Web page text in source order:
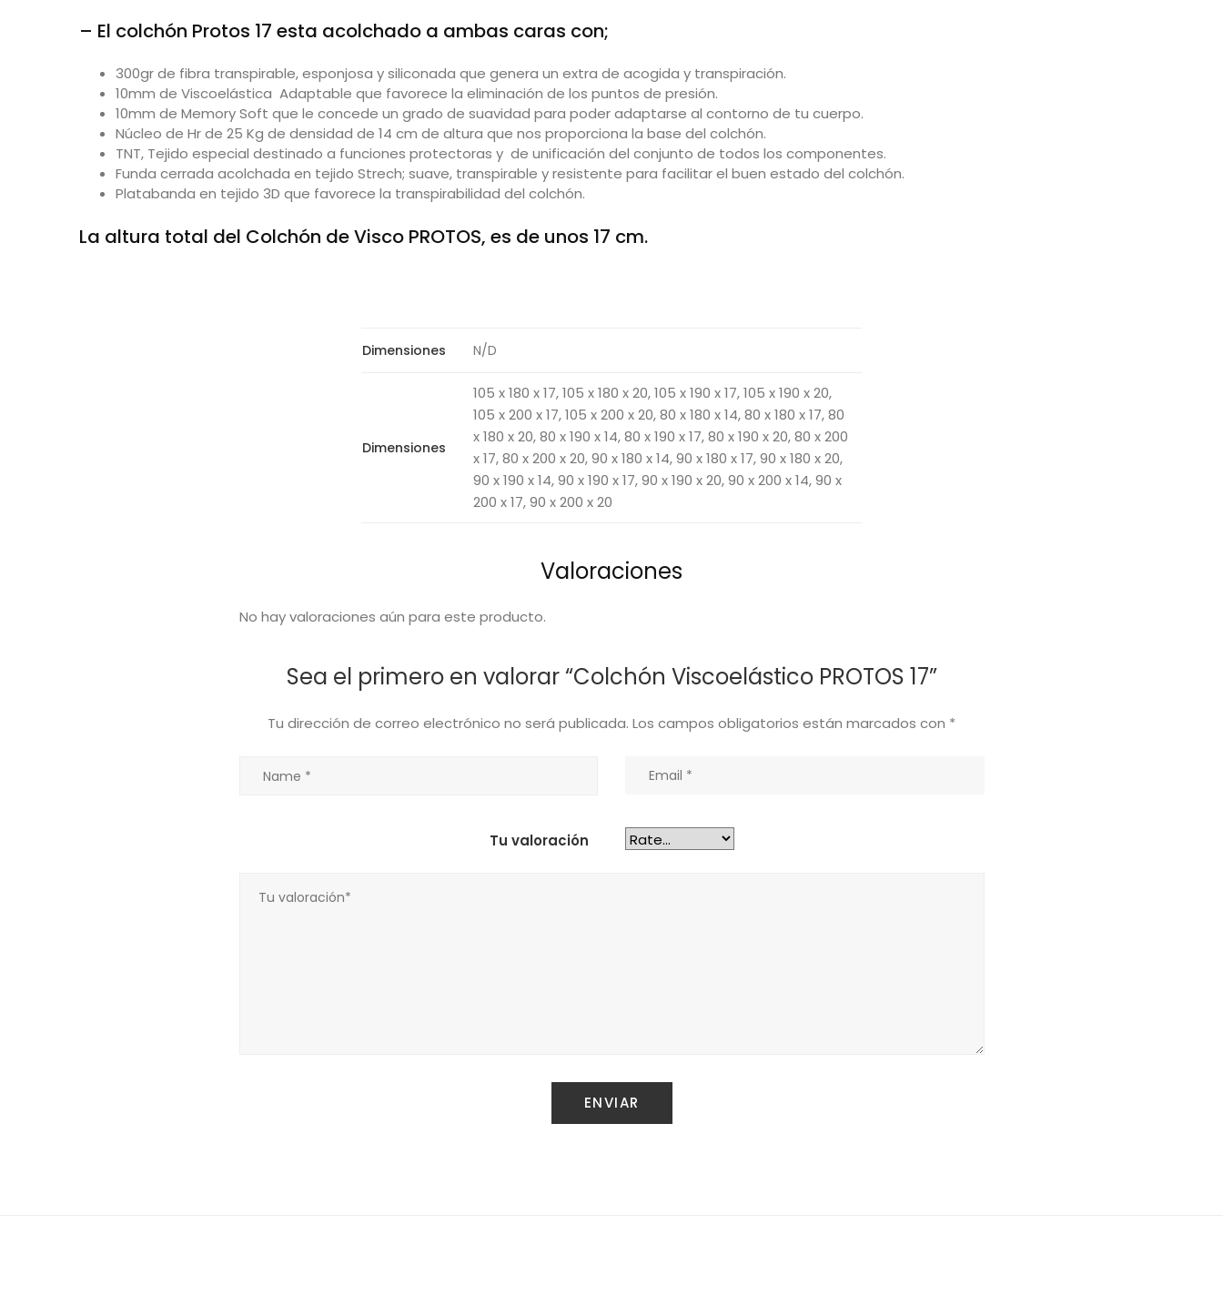
– El colchón Protos 17 esta acolchado a ambas caras con;
300gr de fibra transpirable, esponjosa y siliconada que genera un extra de acogida y transpiración.
10mm de Viscoelástica Adaptable que favorece la eliminación de los puntos de presión.
10mm de Memory Soft que le concede un grado de suavidad para poder adaptarse al contorno de tu cuerpo.
Núcleo de Hr de 25 Kg de densidad de 14 cm de altura que nos proporciona la base del colchón.
TNT, Tejido especial destinado a funciones protectoras y de unificación del conjunto de todos los componentes.
Funda cerrada acolchada en tejido Strech; suave, transpirable y resistente para facilitar el buen estado del colchón.
Platabanda en tejido 3D que favorece la transpirabilidad del colchón.
La altura total del Colchón de Visco PROTOS, es de unos 17 cm.
Dimensiones N/D
Dimensiones
105 x 180 x 17, 105 x 180 x 20, 105 x 190 x 17, 105 x 190 x 20,
105 x 200 x 17, 105 x 200 x 20, 80 x 180 x 14, 80 x 180 x 17, 80
x 180 x 20, 80 x 190 x 14, 80 x 190 x 17, 80 x 190 x 20, 80 x 200
x 17, 80 x 200 x 20, 90 x 180 x 14, 90 x 180 x 17, 90 x 180 x 20,
90 x 190 x 14, 90 x 190 x 17, 90 x 190 x 20, 90 x 200 x 14, 90 x
200 x 17, 90 x 200 x 20
Valoraciones
No hay valoraciones aún para este producto.
Sea el primero en valorar “Colchón Viscoelástico PROTOS 17”
Tu dirección de correo electrónico no será publicada. Los campos obligatorios están marcados con *
Tu valoración